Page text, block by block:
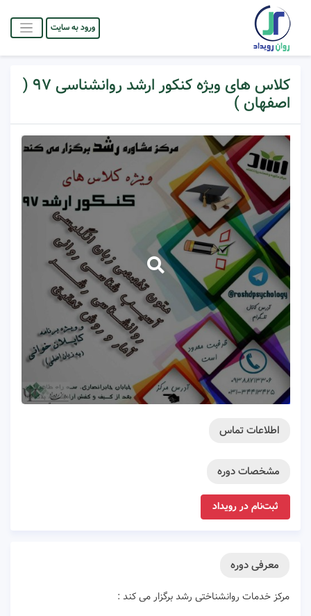
ورود به سایت
کلاس های ویژه کنکور ارشد روانشناسی ۹۷ (
اصفهان )
اطلاعات تماس
مشخصات دوره
ثبت‌نام در رویداد
معرفی دوره
مرکز خدمات روانشناختی رشد برگزار می کند :